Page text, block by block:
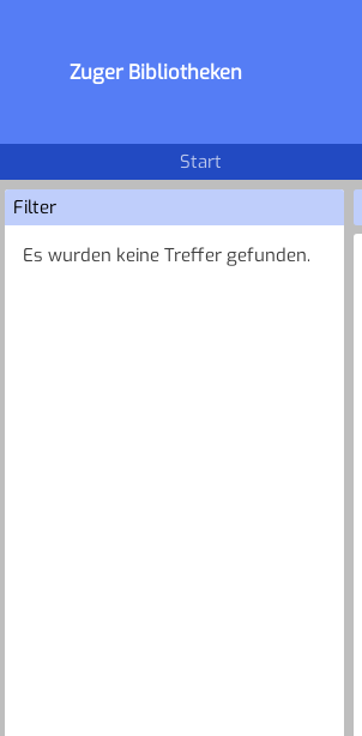
Zuger Bibliotheken
Start
Filter
Es wurden keine Treffer gefunden.